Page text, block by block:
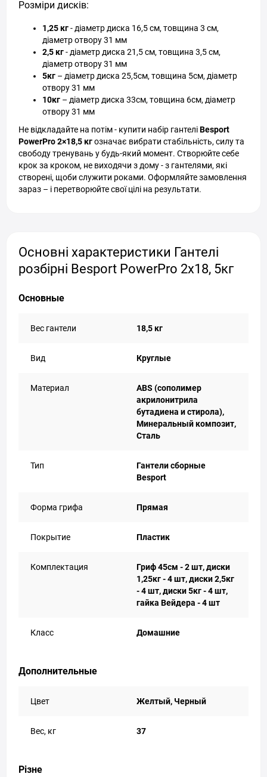
Розміри дисків:
1,25 кг- діаметр диска 16,5 см, товщина 3 см,
діаметр отвору 31 мм
2,5 кг- діаметр диска 21,5 см, товщина 3,5 см,
діаметр отвору 31 мм
5кг – діаметр диска 25,5см, товщина 5см, діаметр
отвору 31 мм
10кг – діаметр диска 33см, товщина 6см, діаметр
отвору 31 мм
Не відкладайте на потім - купити набір гантеліBesport
PowerPro 2×18,5 кгозначає вибрати стабільність, силу та
свободу тренувань у будь-який момент. Створюйте себе
крок за кроком, не виходячи з дому - з гантелями, які
створені, щоби служити роками. Оформляйте замовлення
зараз – і перетворюйте свої цілі на результати.
Основні характеристики Гантелі
розбірні Besport PowerPro 2х18, 5кг
Основные
Вес гантели 18,5 кг
Вид Круглые
Материал
ABS (сополимер
акрилонитрила
бутадиена и стирола),
Минеральный композит,
Сталь
Тип
Гантели сборные
Besport
Форма грифа Прямая
Покрытие Пластик
Комплектация
Гриф 45см - 2 шт, диски
1,25кг - 4 шт, диски 2,5кг
- 4 шт, диски 5кг - 4 шт,
гайка Вейдера - 4 шт
Класс Домашние
Дополнительные
Цвет Желтый, Черный
Вес, кг 37
Різне